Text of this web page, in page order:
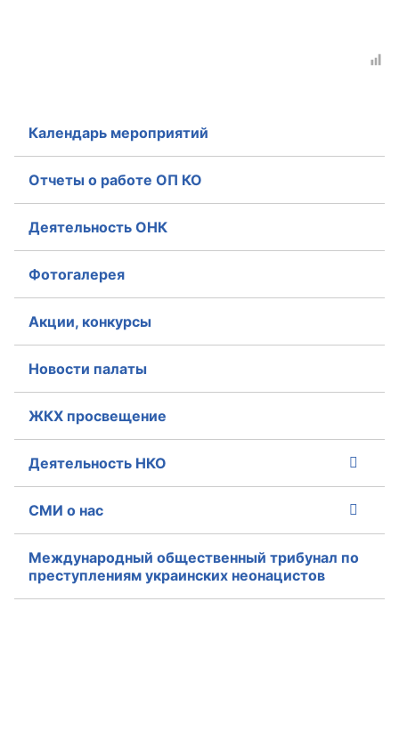
Порядок работы ЦОН
Аппарат ОП КО
УСТАВ ГКУ “АППАРАТ ОП КО”
Доходы руководителя за 2024 г.
Календарь мероприятий
Отчеты о работе ОП КО
Деятельность ОНК
Фотогалерея
Акции, конкурсы
Новости палаты
ЖКХ просвещение
Деятельность НКО
СМИ о нас
Международный общественный трибунал по
преступлениям украинских неонацистов